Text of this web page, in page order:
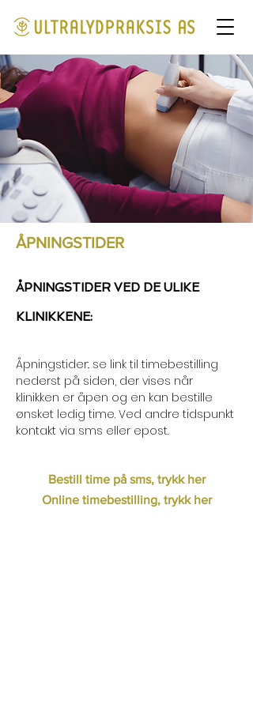
ÅPNINGSTIDER
ÅPNINGSTIDER VED DE ULIKE
KLINIKKENE:
Åpningstider:. se link til timebestilling
nederst på siden, der vises når
klinikken er åpen og en kan bestille
ønsket ledig time. Ved andre tidspunkt
kontakt via sms eller epost.
Bestill time på sms, trykk her
Online timebestilling, trykk her